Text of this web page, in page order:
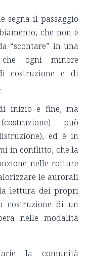
segna il passaggio
che non è
“scontare” in una
ogni minore
costruzione e di
inizio e fine, ma
può
ed è in
in conflitto, che la
nelle rotture
le aurorali
lettura dei propri
costruzione di un
nelle modalità
la comunità